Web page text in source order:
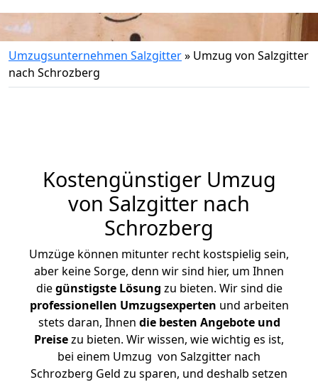
Umzugsunternehmen Salzgitter» Umzug von Salzgitter
nach Schrozberg
Kostengünstiger Umzug
von Salzgitter nach
Schrozberg
Umzüge können mitunter recht kostspielig sein,
aber keine Sorge, denn wir sind hier, um Ihnen
diegünstigste Lösung zu bieten. Wir sind die
professionellen Umzugsexperten und arbeiten
stets daran, Ihnen die besten Angebote und
Preisezu bieten. Wir wissen, wie wichtig es ist,
bei einem Umzug von Salzgitter nach
Schrozberg Geld zu sparen, und deshalb setzen